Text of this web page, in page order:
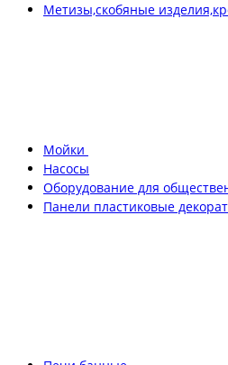
Метизы,скобяные
Мойки
Насосы
Оборудование для
Панели пластиковые